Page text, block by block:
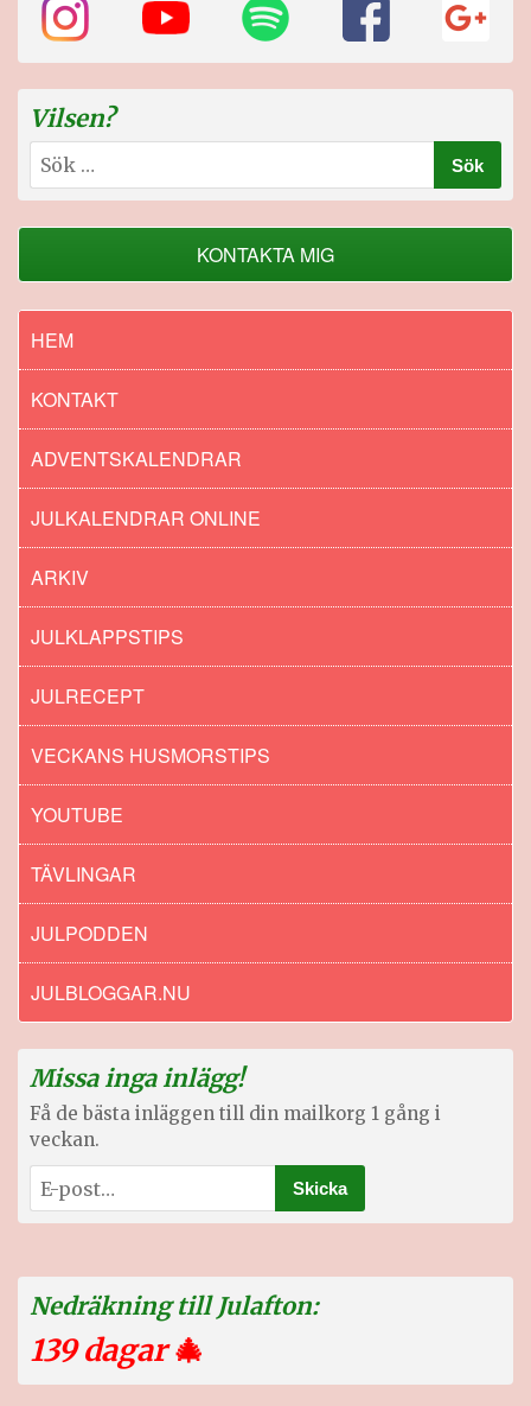
Vilsen?
Sök
efter:
KONTAKTA MIG
HEM
KONTAKT
ADVENTSKALENDRAR
JULKALENDRAR ONLINE
ARKIV
JULKLAPPSTIPS
JULRECEPT
VECKANS HUSMORSTIPS
YOUTUBE
TÄVLINGAR
JULPODDEN
JULBLOGGAR.NU
Missa inga inlägg!
Få de bästa inläggen till din mailkorg 1 gång i
veckan.
Nedräkning till Julafton:
139 dagar🎄